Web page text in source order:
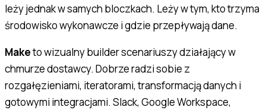
leży jednak w samych bloczkach. Leży w tym, kto trzyma
środowisko wykonawcze i gdzie przepływają dane.
Maketo wizualny builder scenariuszy działający w
chmurze dostawcy. Dobrze radzi sobie z
rozgałęzieniami, iteratorami, transformacją danych i
gotowymi integracjami. Slack, Google Workspace,